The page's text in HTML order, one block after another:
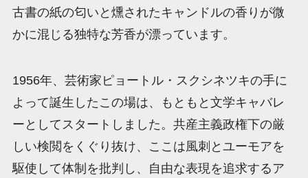
古書の紙の匂いと燻されたキャンドルの香りが微
かに混じる独特な芳香が漂っています。
1956年、芸術家ピョートル・スクシネツキの手に
よって誕生したこの場は、もともと文学キャバレ
ーとしてスタートしました。共産主義政権下の厳
しい検閲をくぐり抜け、ここは風刺とユーモアを
駆使して体制を批判し、自由な表現を追求するア